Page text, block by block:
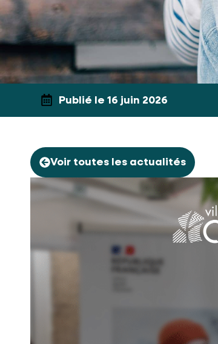
Publié le 16 juin 2026
Voir toutes les actualités